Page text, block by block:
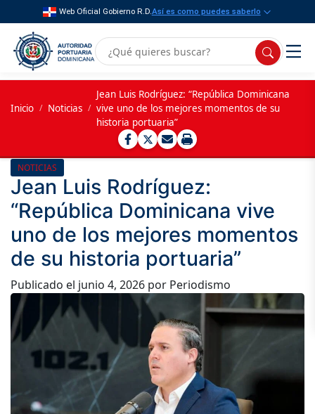
Web Oficial Gobierno R.D.Así es como puedes saberlo
Inicio / Noticias /
Jean Luis Rodríguez: “República Dominicana
vive uno de los mejores momentos de su
historia portuaria”
NOTICIAS
Jean Luis Rodríguez:
“República Dominicana vive
uno de los mejores momentos
de su historia portuaria”
Publicado el junio 4, 2026 por Periodismo